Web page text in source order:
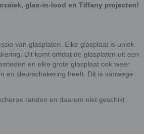
glas-in-lood en Tiffany projecten!
van glasplaten. Elke glasplaat is uniek
Dit komt omdat de glasplaten uit een
en elke grote glasplaat ook weer
en kleurschakering heeft. Dit is vanwege
randen en daarom niet geschikt